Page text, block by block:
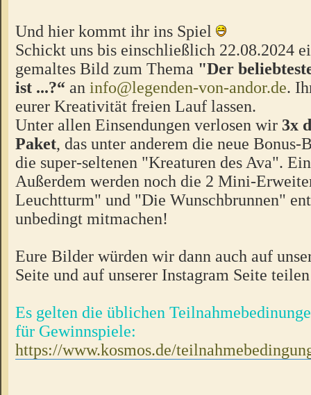
Und hier kommt ihr ins Spiel
Schickt uns bis einschließlich 22.08.2024
gemaltes Bild zum Thema "Der
ist ...?“ an info@legenden-von-andor.de.
eurer Kreativität freien Lauf lassen.
Unter allen Einsendungen verlosen wir 3x
Paket, das unter anderem die neue Bonus-
die super-seltenen "Kreaturen des Ava".
Außerdem werden noch die 2 Mini-
Leuchtturm" und "Die Wunschbrunnen"
unbedingt mitmachen!
Eure Bilder würden wir dann auch auf
Seite und auf unserer Instagram Seite
Es gelten die üblichen
für Gewinnspiele:
https://www.kosmos.de/